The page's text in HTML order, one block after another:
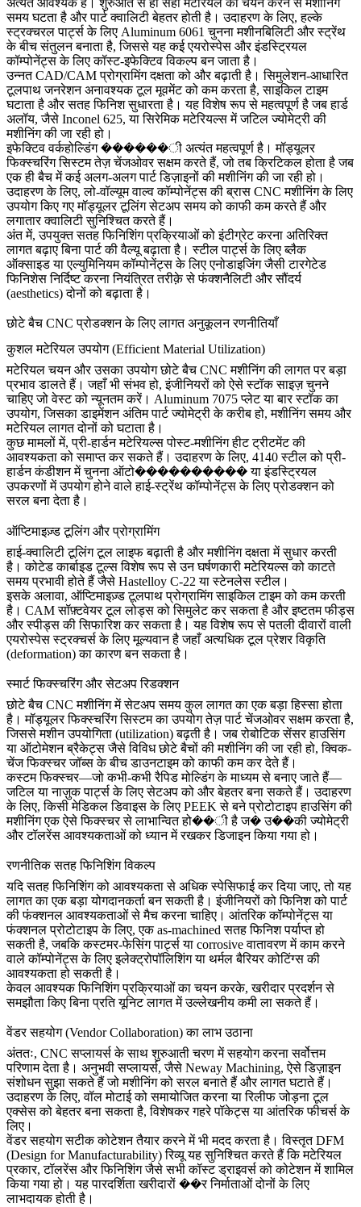
अत्यंत आवश्यक है। शुरुआत से ही सही मटेरियल का चयन करने से मशीनिंग
समय घटता है और पार्ट क्वालिटी बेहतर होती है। उदाहरण के लिए, हल्के
स्ट्रक्चरल पार्ट्स के लिए Aluminum 6061 चुनना मशीनबिलिटी और स्ट्रेंथ
के बीच संतुलन बनाता है, जिससे यह कई एयरोस्पेस और इंडस्ट्रियल
कॉम्पोनेंट्स के लिए कॉस्ट-इफेक्टिव विकल्प बन जाता है।
उन्नत CAD/CAM प्रोग्रामिंग दक्षता को और बढ़ाती है। सिमुलेशन-आधारित
टूलपाथ जनरेशन अनावश्यक टूल मूवमेंट को कम करता है, साइकिल टाइम
घटाता है और सतह फिनिश सुधारता है। यह विशेष रूप से महत्वपूर्ण है जब हार्ड
अलॉय, जैसे Inconel 625, या सिरेमिक मटेरियल्स में जटिल ज्योमेट्री की
मशीनिंग की जा रही हो।
इफेक्टिव वर्कहोल्डिंग ������ी अत्यंत महत्वपूर्ण है। मॉड्यूलर
फिक्स्चरिंग सिस्टम तेज़ चेंजओवर सक्षम करते हैं, जो तब क्रिटिकल होता है जब
एक ही बैच में कई अलग-अलग पार्ट डिज़ाइनों की मशीनिंग की जा रही हो।
उदाहरण के लिए, लो-वॉल्यूम वाल्व कॉम्पोनेंट्स कीब्रास CNC मशीनिंगके लिए
उपयोग किए गए मॉड्यूलर टूलिंग सेटअप समय को काफी कम करते हैं और
लगातार क्वालिटी सुनिश्चित करते हैं।
अंत में, उपयुक्त सतह फिनिशिंग प्रक्रियाओं को इंटीग्रेट करना अतिरिक्त
लागत बढ़ाए बिना पार्ट की वैल्यू बढ़ाता है। स्टील पार्ट्स के लिएब्लैक
ऑक्साइडया एल्युमिनियम कॉम्पोनेंट्स के लिएएनोडाइजिंगजैसी टारगेटेड
फिनिशेस निर्दिष्ट करना नियंत्रित तरीक़े से फंक्शनैलिटी और सौंदर्य
(aesthetics) दोनों को बढ़ाता है।
छोटे बैच CNC प्रोडक्शन के लिए लागत अनुकूलन रणनीतियाँ
कुशल मटेरियल उपयोग (Efficient Material Utilization)
मटेरियल चयन और उसका उपयोग छोटे बैच CNC मशीनिंग की लागत पर बड़ा
प्रभाव डालते हैं। जहाँ भी संभव हो, इंजीनियरों को ऐसे स्टॉक साइज़ चुनने
चाहिए जो वेस्ट को न्यूनतम करें। Aluminum 7075प्लेट या बार स्टॉक का
उपयोग, जिसका डाइमेंशन अंतिम पार्ट ज्योमेट्री के करीब हो, मशीनिंग समय और
मटेरियल लागत दोनों को घटाता है।
कुछ मामलों में, प्री-हार्डन मटेरियल्स पोस्ट-मशीनिंग हीट ट्रीटमेंट की
आवश्यकता को समाप्त कर सकते हैं। उदाहरण के लिए, 4140 स्टीलको प्री-
हार्डन कंडीशन में चुनना ऑटो���������� या इंडस्ट्रियल
उपकरणों में उपयोग होने वाले हाई-स्ट्रेंथ कॉम्पोनेंट्स के लिए प्रोडक्शन को
सरल बना देता है।
ऑप्टिमाइज़्ड टूलिंग और प्रोग्रामिंग
हाई-क्वालिटी टूलिंग टूल लाइफ बढ़ाती है और मशीनिंग दक्षता में सुधार करती
है। कोटेड कार्बाइड टूल्स विशेष रूप से उन घर्षणकारी मटेरियल्स को काटते
समय प्रभावी होते हैं जैसे Hastelloy C-22 यास्टेनलेस स्टील ।
इसके अलावा, ऑप्टिमाइज़्ड टूलपाथ प्रोग्रामिंग साइकिल टाइम को कम करती
है। CAM सॉफ़्टवेयर टूल लोड्स को सिमुलेट कर सकता है और इष्टतम फीड्स
और स्पीड्स की सिफारिश कर सकता है। यह विशेष रूप से पतली दीवारों वाली
एयरोस्पेस स्ट्रक्चर्स के लिए मूल्यवान है जहाँ अत्यधिक टूल प्रेशर विकृति
(deformation) का कारण बन सकता है।
स्मार्ट फिक्स्चरिंग और सेटअप रिडक्शन
छोटे बैच CNC मशीनिंग में सेटअप समय कुल लागत का एक बड़ा हिस्सा होता
है। मॉड्यूलर फिक्स्चरिंग सिस्टम का उपयोग तेज़ पार्ट चेंजओवर सक्षम करता है,
जिससे मशीन उपयोगिता (utilization) बढ़ती है। जब रोबोटिक सेंसर हाउसिंग
या ऑटोमेशन ब्रैकेट्स जैसे विविध छोटे बैचों की मशीनिंग की जा रही हो, क्विक-
चेंज फिक्स्चर जॉब्स के बीच डाउनटाइम को काफी कम कर देते हैं।
कस्टम फिक्स्चर—जो कभी-कभीरैपिड मोल्डिंगके माध्यम से बनाए जाते हैं—
जटिल या नाज़ुक पार्ट्स के लिए सेटअप को और बेहतर बना सकते हैं। उदाहरण
के लिए, किसी मेडिकल डिवाइस के लिए PEEK से बने प्रोटोटाइप हाउसिंग की
मशीनिंग एक ऐसे फिक्स्चर से लाभान्वित हो��ी है ज� उ��की ज्योमेट्री
और टॉलरेंस आवश्यकताओं को ध्यान में रखकर डिजाइन किया गया हो।
रणनीतिक सतह फिनिशिंग विकल्प
यदि सतह फिनिशिंग को आवश्यकता से अधिक स्पेसिफाई कर दिया जाए, तो यह
लागत का एक बड़ा योगदानकर्ता बन सकती है। इंजीनियरों को फिनिश को पार्ट
की फंक्शनल आवश्यकताओं से मैच करना चाहिए। आंतरिक कॉम्पोनेंट्स या
फंक्शनल प्रोटोटाइप के लिए, एकas-machined सतह फिनिशपर्याप्त हो
सकती है, जबकि कस्टमर-फेसिंग पार्ट्स या corrosive वातावरण में काम करने
वाले कॉम्पोनेंट्स के लिएइलेक्ट्रोपॉलिशिंगया थर्मल बैरियर कोटिंग्सकी
आवश्यकता हो सकती है।
केवल आवश्यक फिनिशिंग प्रक्रियाओं का चयन करके, खरीदार प्रदर्शन से
समझौता किए बिना प्रति यूनिट लागत में उल्लेखनीय कमी ला सकते हैं।
वेंडर सहयोग (Vendor Collaboration) का लाभ उठाना
अंततः, CNC सप्लायर्स के साथ शुरुआती चरण में सहयोग करना सर्वोत्तम
परिणाम देता है। अनुभवी सप्लायर्स, जैसे Neway Machining, ऐसे डिज़ाइन
संशोधन सुझा सकते हैं जो मशीनिंग को सरल बनाते हैं और लागत घटाते हैं।
उदाहरण के लिए, वॉल मोटाई को समायोजित करना या रिलीफ जोड़ना टूल
एक्सेस को बेहतर बना सकता है, विशेषकर गहरे पॉकेट्स या आंतरिक फीचर्स के
लिए।
वेंडर सहयोग सटीक कोटेशन तैयार करने में भी मदद करता है। विस्तृत DFM
(Design for Manufacturability) रिव्यू यह सुनिश्चित करते हैं कि मटेरियल
प्रकार, टॉलरेंस और फिनिशिंग जैसे सभी कॉस्ट ड्राइवर्स को कोटेशन में शामिल
किया गया हो। यह पारदर्शिता खरीदारों ��र निर्माताओं दोनों के लिए
लाभदायक होती है।